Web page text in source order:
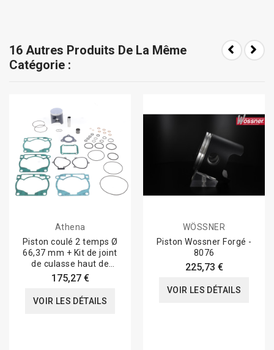
16 Autres Produits De La Même
Catégorie :
Athena
Piston coulé 2 temps Ø
66,37 mm + Kit de joint
de culasse haut de
gamme
175,27 €
VOIR LES DÉTAILS
WÖSSNER
Piston Wossner Forgé -
8076
225,73 €
VOIR LES DÉTAILS